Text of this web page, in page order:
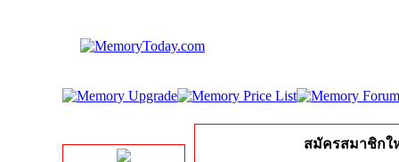
สมัครสมาชิกใ